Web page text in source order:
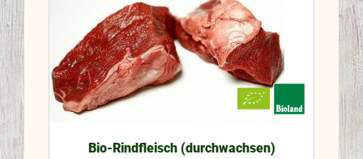
Bio-Rindfleisch (durchwachsen)